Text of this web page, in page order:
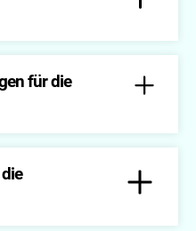
Gerät und den
ab. Wir informieren Sie
für die
auch eine Einführung
der installierten